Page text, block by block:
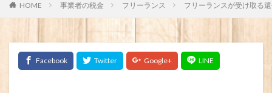
HOME 事業者の税金 フリーランス フリーランスが受け取る